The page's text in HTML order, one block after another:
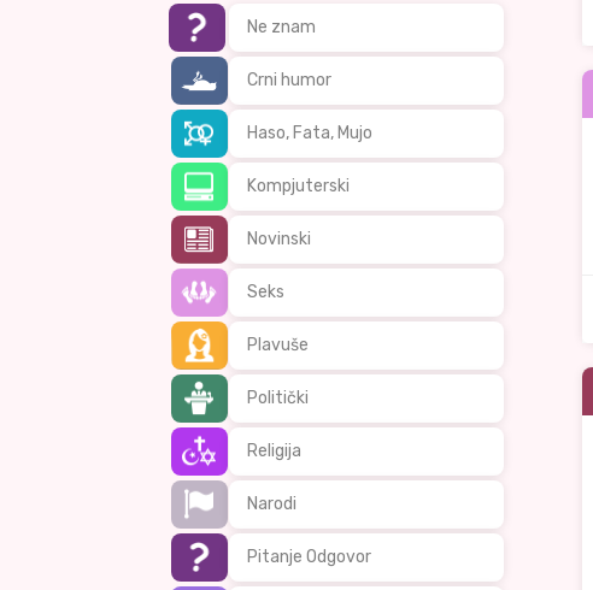
Ne znam
Crni humor
Haso, Fata, Mujo
Kompjuterski
Novinski
Seks
Plavuše
Politički
Religija
Narodi
Pitanje Odgovor